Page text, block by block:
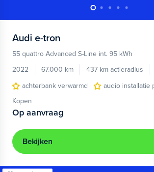
Audi e-tron
55 quattro Advanced S-Line int. 95 kWh
2022
67.000 km 437 km actieradius
achterbank verwarmd
audio installatie
Kopen
Op aanvraag
Bekijken